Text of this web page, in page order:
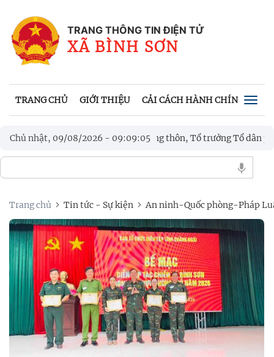
TRANG THÔNG TIN ĐIỆN TỬ
XÃ BÌNH SƠN
TRANG CHỦ GIỚI THIỆU CẢI CÁCH HÀNH CHÍNH
Chủ nhật, 09/08/2026 - 09:09:06
tác chuẩn bị bầu cử Trưởng thôn, Tổ trưởng Tổ dân phố
khoa học, công nghệ, đổi mới sáng tạo và chuyển đổi số
Trang chủ Tin tức - Sự kiện An ninh-Quốc phòng-Pháp